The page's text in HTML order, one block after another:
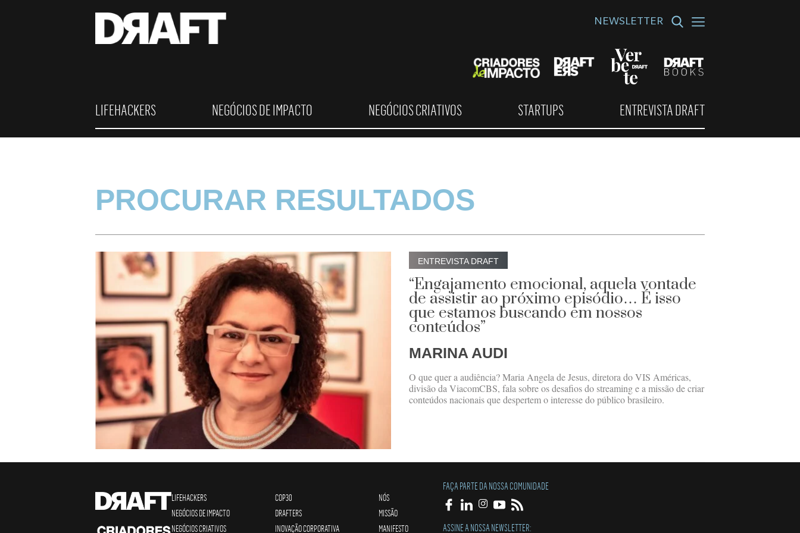
NEWSLETTER
LIFEHACKERS NEGÓCIOS DE IMPACTO NEGÓCIOS CRIATIVOS STARTUPS ENTREVISTA DRAFT
PROCURAR RESULTADOS
ENTREVISTA DRAFT
“Engajamento emocional, aquela vontade
de assistir ao próximo episódio… É isso
que estamos buscando em nossos
conteúdos”
MARINA AUDI
O que quer a audiência? Maria Angela de Jesus, diretora do VIS Américas,
divisão da ViacomCBS, fala sobre os desafios do streaming e a missão de criar
conteúdos nacionais que despertem o interesse do público brasileiro.
LIFEHACKERS
NEGÓCIOS DE IMPACTO
NEGÓCIOS CRIATIVOS
COP30
DRAFTERS
INOVAÇÃO CORPORATIVA
NÓS
MISSÃO
MANIFESTO
FAÇA PARTE DA NOSSA COMUNIDADE
ASSINE A NOSSA NEWSLETTER: